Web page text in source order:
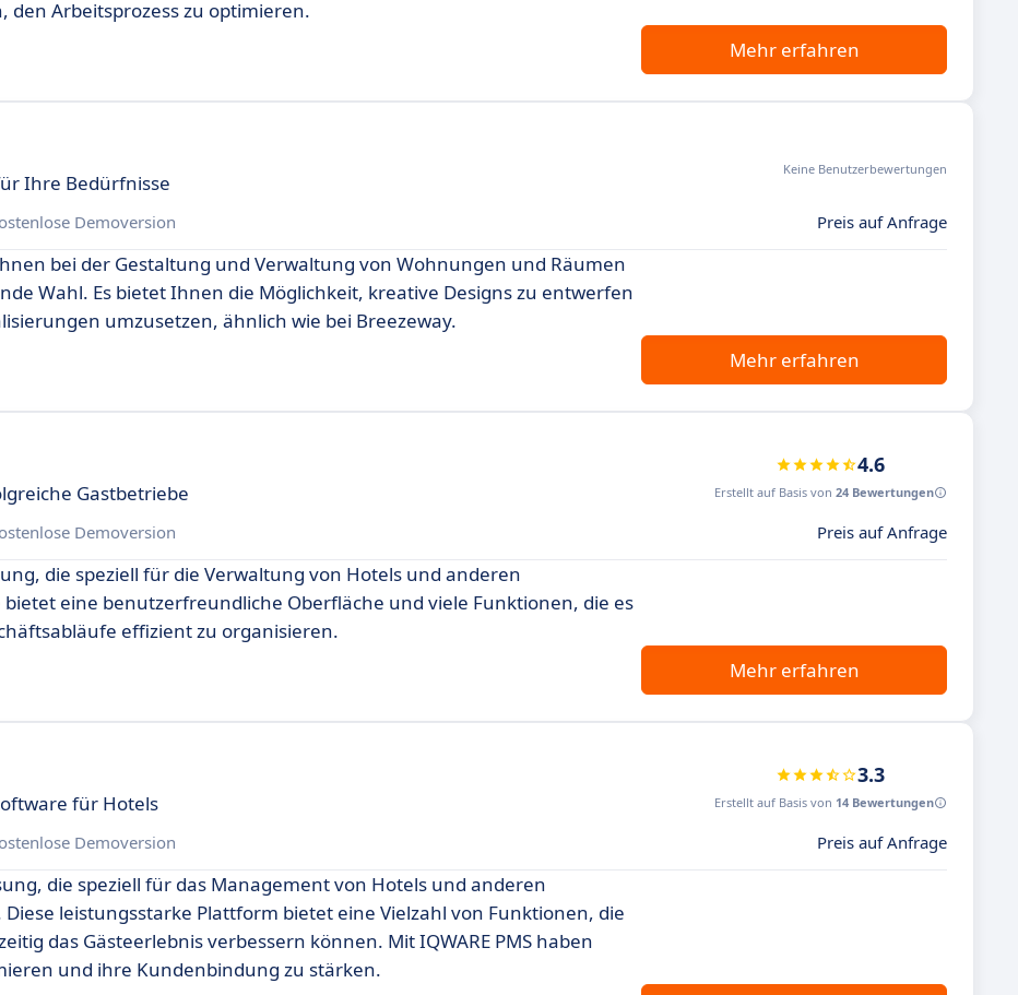
den Arbeitsprozess zu optimieren.
Mehr erfahren
Ihre Bedürfnisse
Keine Benutzerbewertungen
Demoversion Preis auf Anfrage
bei der Gestaltung und Verwaltung von Wohnungen und Räumen
Wahl. Es bietet Ihnen die Möglichkeit, kreative Designs zu entwerfen
umzusetzen, ähnlich wie bei Breezeway.
Mehr erfahren
Gastbetriebe
4.6
Erstellt auf Basis von 24 Bewertungen
Demoversion Preis auf Anfrage
die speziell für die Verwaltung von Hotels und anderen
eine benutzerfreundliche Oberfläche und viele Funktionen, die es
effizient zu organisieren.
Mehr erfahren
für Hotels
3.3
Erstellt auf Basis von 14 Bewertungen
Demoversion Preis auf Anfrage
die speziell für das Management von Hotels und anderen
leistungsstarke Plattform bietet eine Vielzahl von Funktionen, die
das Gästeerlebnis verbessern können. Mit IQWARE PMS haben
und ihre Kundenbindung zu stärken.